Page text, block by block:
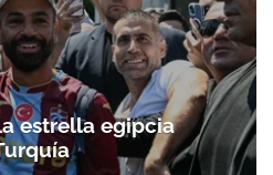
estrella egipcia